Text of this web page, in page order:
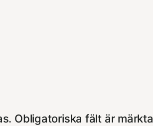
Obligatoriska fält är märkta